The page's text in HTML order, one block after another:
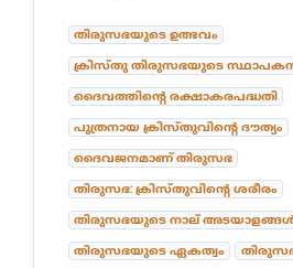
തിരുസഭയുടെ ഉത്ഭവം
ക്രിസ്തു തിരുസഭയുടെ
ദൈവത്തിന്റെ രക്ഷാകരപദ്ധതി
പുത്രനായ ക്രിസ്തുവിന്റെ ദൗത്യം
ദൈവജനമാണ് തിരുസഭ
തിരുസഭ: ക്രിസ്തുവിന്റെ ശരീരം
തിരുസഭയുടെ നാല്
തിരുസഭയുടെ ഏകത്വം